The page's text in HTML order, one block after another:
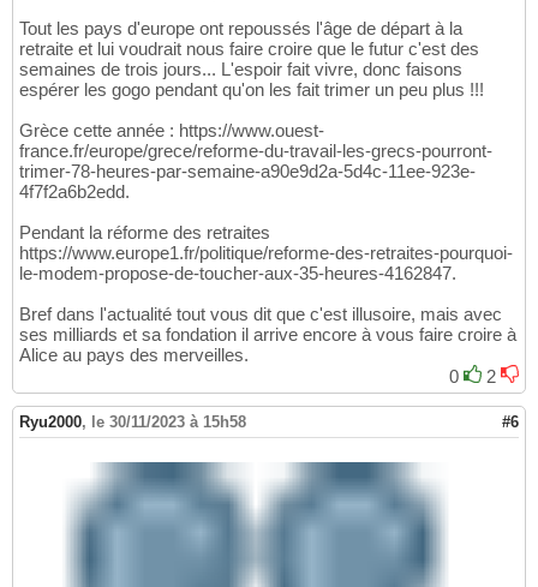
Tout les pays d'europe ont repoussés l'âge de départ à la
retraite et lui voudrait nous faire croire que le futur c'est des
semaines de trois jours... L'espoir fait vivre, donc faisons
espérer les gogo pendant qu'on les fait trimer un peu plus !!!
Grèce cette année : https://www.ouest-
france.fr/europe/grece/reforme-du-travail-les-grecs-pourront-
trimer-78-heures-par-semaine-a90e9d2a-5d4c-11ee-923e-
4f7f2a6b2edd.
Pendant la réforme des retraites
https://www.europe1.fr/politique/reforme-des-retraites-pourquoi-
le-modem-propose-de-toucher-aux-35-heures-4162847.
Bref dans l'actualité tout vous dit que c'est illusoire, mais avec
ses milliards et sa fondation il arrive encore à vous faire croire à
Alice au pays des merveilles.
0
2
Ryu2000, le 30/11/2023 à 15h58 #6